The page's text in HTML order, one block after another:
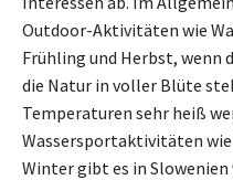
Outdoor-Aktivitäten wie
Frühling und Herbst, wenn
die Natur in voller Blüte
Temperaturen sehr heiß
Wassersportaktivitäten
Winter gibt es in